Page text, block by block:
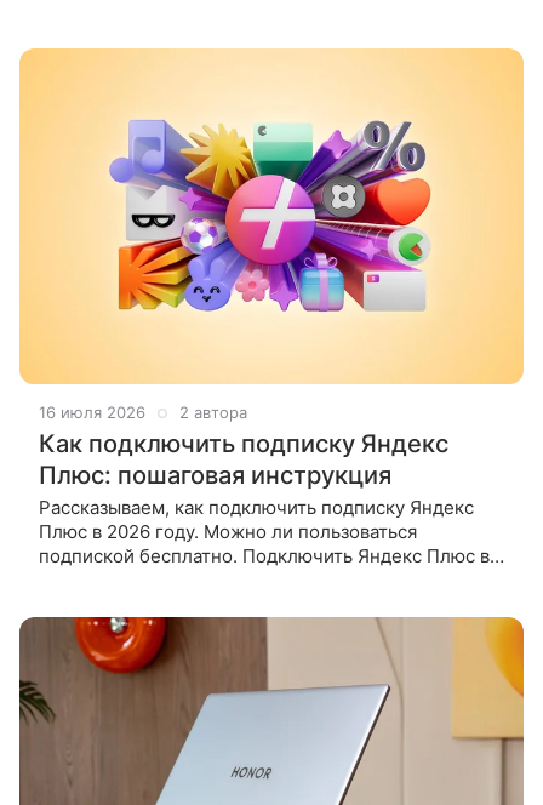
16 июля 2026 2 автора
Как подключить подписку Яндекс
Плюс: пошаговая инструкция
Рассказываем, как подключить подписку Яндекс
Плюс в 2026 году. Можно ли пользоваться
подпиской бесплатно. Подключить Яндекс Плюс в